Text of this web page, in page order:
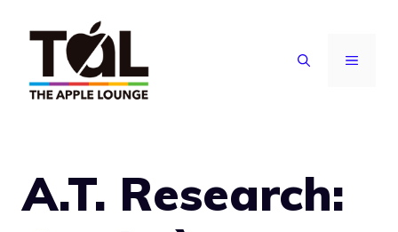
contenuto
MENU
A.T. Research: